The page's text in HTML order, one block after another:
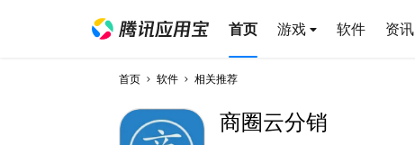
首页 游戏 软件 资讯
首页 软件 相关推荐
商圈云分销